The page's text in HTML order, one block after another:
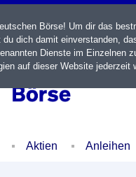
LIVE
Aktien Anleihen
Börse! Um dir das
dich damit einverstanden,
Dienste im Einzelnen
auf dieser Website